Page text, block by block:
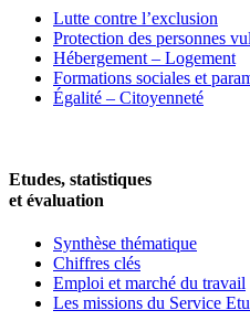
Lutte contre l’exclusion
Protection des personnes
Hébergement – Logement
Formations sociales et
Égalité – Citoyenneté
Etudes, statistiques
et évaluation
Synthèse thématique
Chiffres clés
Emploi et marché du travail
Les missions du Service